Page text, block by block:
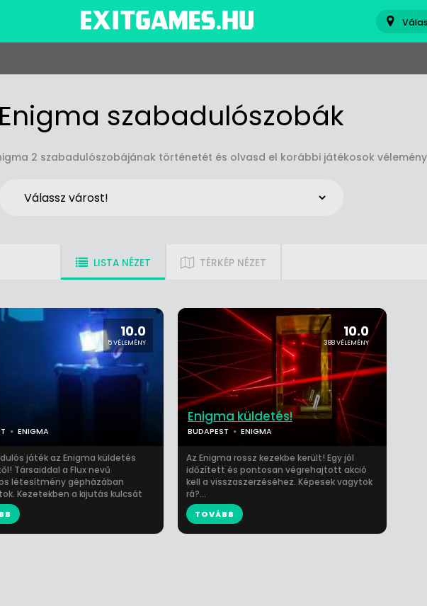
Enigma szabadulószobák
2 szabadulószobájának történetét és olvasd el korábbi játékosok
LISTA NÉZET TÉRKÉP NÉZET
10.0
5 VÉLEMÉNY
ENIGMA
játék az Enigma küldetés
Társaiddal a Flux nevű
létesítmény gépházában
Kezetekben a kijutás kulcsát
10.0
388 VÉLEMÉNY
Enigma küldetés!
BUDAPEST ENIGMA
Az Enigma rossz kezekbe került! Egy jól
időzített és pontosan végrehajtott akció
kell a visszaszerzéséhez. Képesek vagytok
rá?...
TOVÁBB